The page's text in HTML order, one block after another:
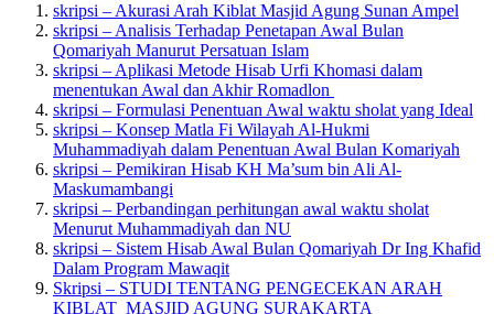
skripsi – Akurasi Arah Kiblat Masjid Agung Sunan Ampel
skripsi – Analisis Terhadap Penetapan Awal Bulan
Qomariyah Manurut Persatuan Islam
skripsi – Aplikasi Metode Hisab Urfi Khomasi dalam
menentukan Awal dan Akhir Romadlon
skripsi – Formulasi Penentuan Awal waktu sholat yang Ideal
skripsi – Konsep Matla Fi Wilayah Al-Hukmi
Muhammadiyah dalam Penentuan Awal Bulan Komariyah
skripsi – Pemikiran Hisab KH Ma’sum bin Ali Al-
Maskumambangi
skripsi – Perbandingan perhitungan awal waktu sholat
Menurut Muhammadiyah dan NU
skripsi – Sistem Hisab Awal Bulan Qomariyah Dr Ing Khafid
Dalam Program Mawaqit
Skripsi – STUDI TENTANG PENGECEKAN ARAH
KIBLAT MASJID AGUNG SURAKARTA